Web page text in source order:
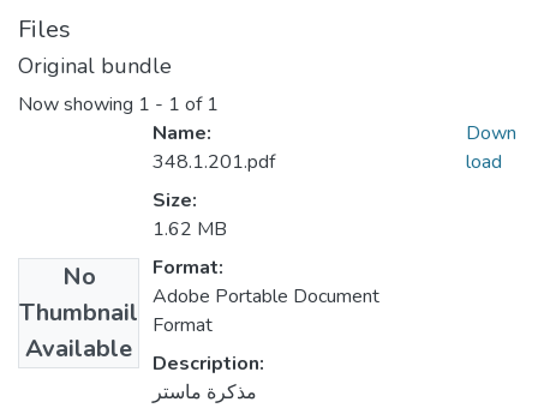
Files
Original bundle
Now showing 1 - 1 of 1
No
Thumbnail
Available
Name:
348.1.201.pdf
Size:
1.62 MB
Format:
Adobe Portable Document
Format
Description:
مذكرة ماستر
Down
load